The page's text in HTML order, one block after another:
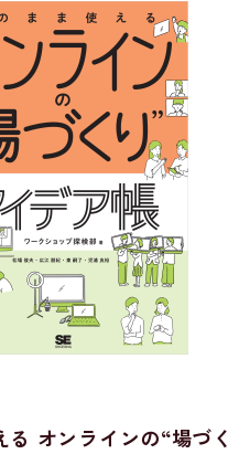
る オンラインの“場づく